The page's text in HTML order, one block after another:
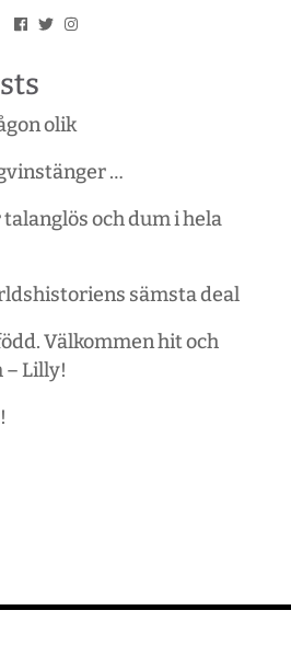
olik
…
och dum i hela
sämsta deal
Välkommen hit och
– Lilly!